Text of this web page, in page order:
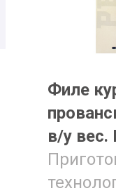
Филе
в/у